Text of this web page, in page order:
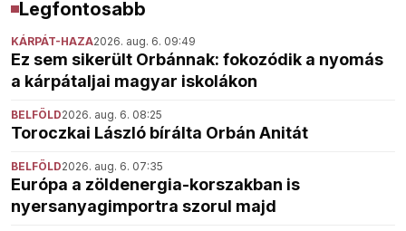
Legfontosabb
KÁRPÁT-HAZA2026. aug. 6. 09:49
Ez sem sikerült Orbánnak: fokozódik a nyomás
a kárpátaljai magyar iskolákon
BELFÖLD2026. aug. 6. 08:25
Toroczkai László bírálta Orbán Anitát
BELFÖLD2026. aug. 6. 07:35
Európa a zöldenergia-korszakban is
nyersanyagimportra szorul majd